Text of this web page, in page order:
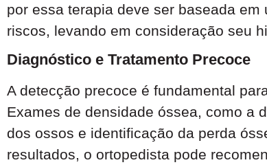
por essa terapia deve ser baseada
riscos, levando em consideração seu
Diagnóstico e Tratamento Precoce
A detecção precoce é fundamental
Exames de densidade óssea, como a
dos ossos e identificação da perda
resultados, o ortopedista pode